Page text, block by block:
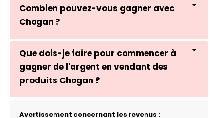
Combien pouvez-vous gagner avec
Chogan ?
Que dois-je faire pour commencer à
gagner de l'argent en vendant des
produits Chogan ?
Avertissement concernant les revenus :